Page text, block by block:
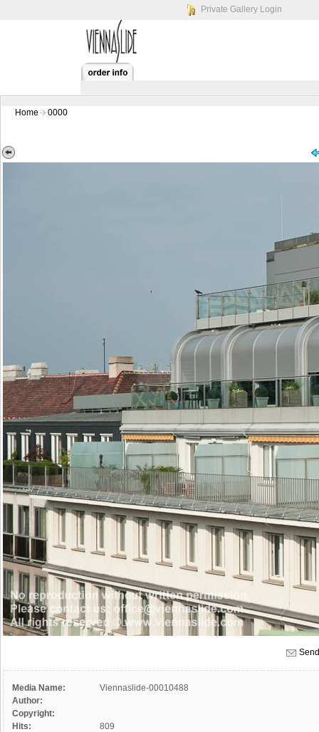
Private Gallery Login
Home 0000
Media Name:
Viennaslide-00010488
Author:
Copyright:
Hits:
809